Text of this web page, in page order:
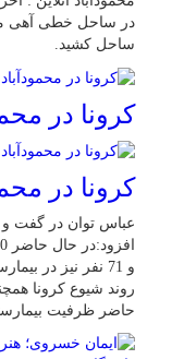
در ساحل خطی آهی
ساحل کشید.
کرونا در
کرونا در
عباس توان در گفت و
و 71 نفر نیز در
روند شیوع کرونا
حاضر ظرفیت